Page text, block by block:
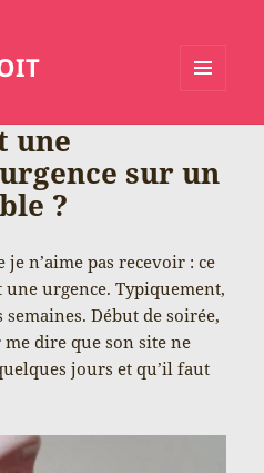
une
sur un
?
n’aime pas recevoir : ce
urgence. Typiquement,
Début de soirée,
dire que son site ne
jours et qu’il faut